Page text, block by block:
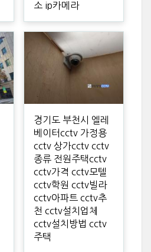
소 ip카메라
경기도 부천시 엘레
베이터cctv 가정용
cctv 상가cctv cctv
종류 전원주택cctv
cctv가격 cctv모텔
cctv학원 cctv빌라
cctv아파트 cctv추
천 cctv설치업체
cctv설치방법 cctv
주택